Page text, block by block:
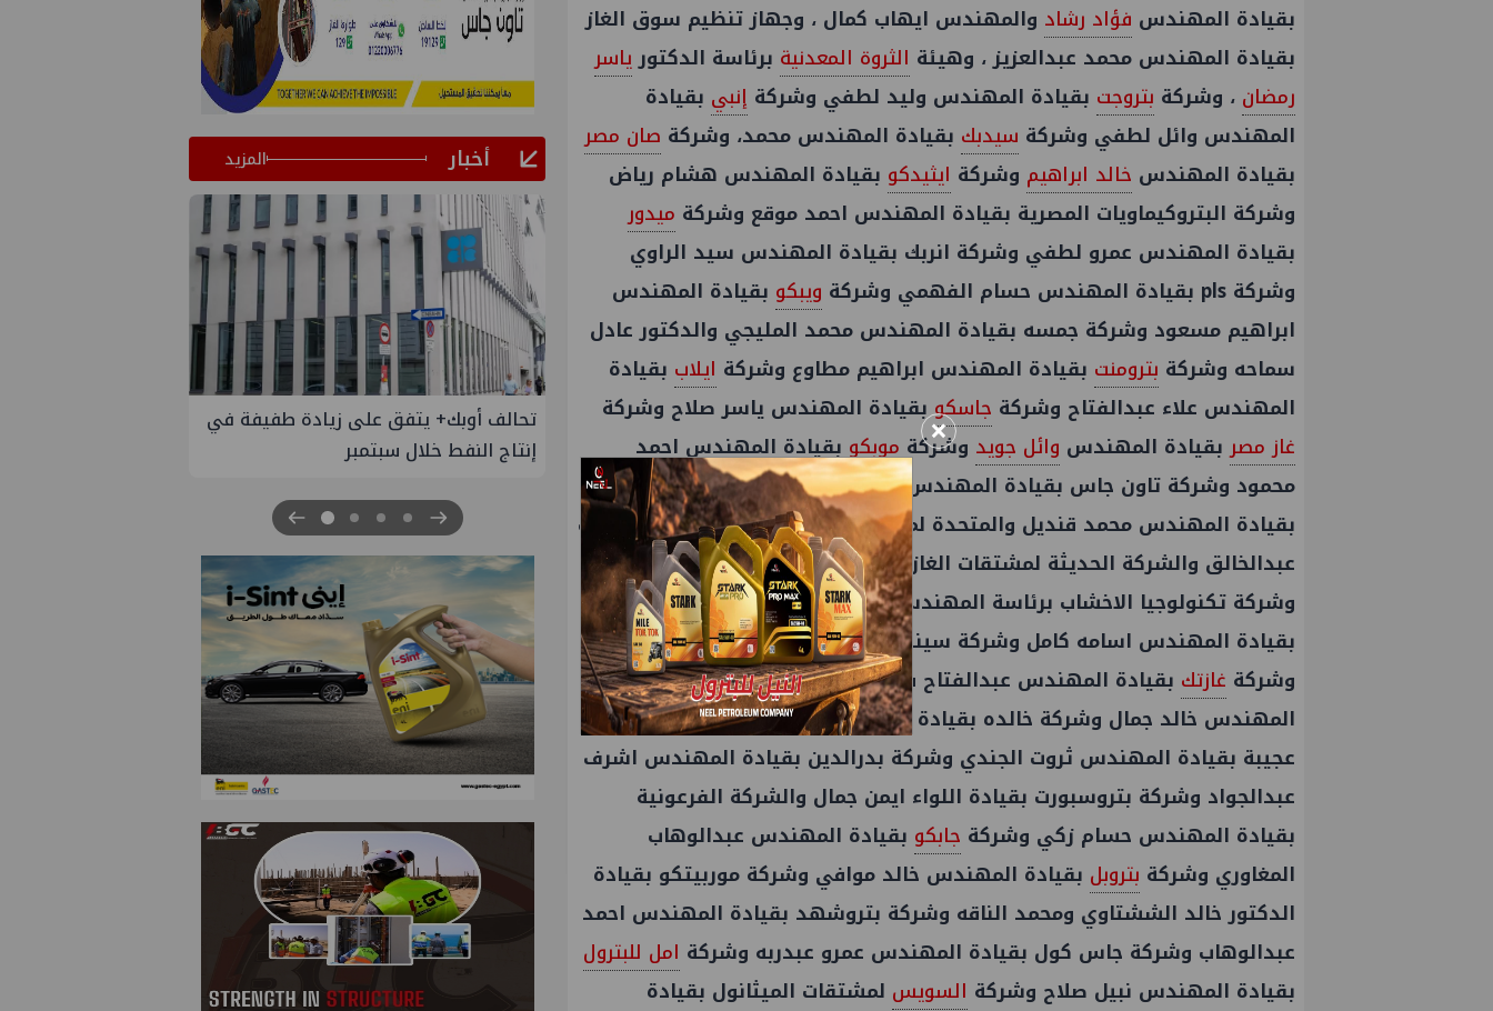
بقيادة المهندس فؤاد رشاد والمهندس ايهاب كمال ، وجهاز تنظيم سوق الغاز
بقيادة المهندس محمد عبدالعزيز ، وهيئة الثروة المعدنية برئاسة الدكتورياسر
رمضان ، وشركة بتروجت بقيادة المهندس وليد لطفي وشركة إنبي بقيادة
المهندس وائل لطفي وشركة سيدبك بقيادة المهندس محمد، وشركة صان مصر
بقيادة المهندس خالد ابراهيم وشركة ايثيدكو بقيادة المهندس هشام رياض
وشركة البتروكيماويات المصرية بقيادة المهندس احمد موقع وشركة ميدور
بقيادة المهندس عمرو لطفي وشركة انربك بقيادة المهندس سيد الراوي
وشركة pls بقيادة المهندس حسام الفهمي وشركة
ويبكو بقيادة المهندس
ابراهيم مسعود وشركة جمسه بقيادة المهندس محمد المليجي والدكتور عادل
سماحه وشركة بترومنت بقيادة المهندس ابراهيم مطاوع وشركة ايلاب بقيادة
المهندس علاء عبدالفتاح وشركة جاسكوبقيادة المهندس ياسر صلاح وشركة
غاز مصربقيادة المهندس وائل جويد وشركة موبكو بقيادة المهندس احمد
محمود وشركة تاون جاس بقيادة المهندس محمد فتحي وشركة مودرن جاس
بقيادة المهندس محمد قنديل والمتحدة لمشتقات الغاز بقيادة المهندس رفعت
عبدالخالق والشركة الحديثة لمشتقات الغاز بقيادة المهندس ووائل عكاشه
وشركة تكنولوجيا الاخشاب برئاسة المهندس احمد بركه وشركة الحفر المصرية
بقيادة المهندس اسامه كامل وشركة سينو ثروة بقيادة المهندس تامر صلاح
وشركة غازتك بقيادة المهندس عبدالفتاح فرحات وشركة كارجاس بقيادة
المهندس خالد جمال وشركة خالده بقيادة المهندس سعيد عبدالمنعم وشركة
عجيبة بقيادة المهندس ثروت الجندي وشركة بدرالدين بقيادة المهندس اشرف
عبدالجواد وشركة بتروسبورت بقيادة اللواء ايمن جمال والشركة الفرعونية
بقيادة المهندس حسام زكي وشركة جابكو بقيادة المهندس عبدالوهاب
المغاوري وشركة بتروبل بقيادة المهندس خالد موافي وشركة موربيتكو بقيادة
الدكتور خالد الششتاوي ومحمد الناقه وشركة بتروشهد بقيادة المهندس احمد
عبدالوهاب وشركة جاس كول بقيادة المهندس عمرو عبدربه وشركة امل للبترول
بقيادة المهندس نبيل صلاح وشركة السويس لمشتقات الميثانول بقيادة
أخبار المزيد
الرابعة لتنمية حقل
علاء عبدالفتاح يتفقد مصنع ووتك لإنتاج
الالواح الخشبية بإدكو
تحالف أوبك+ يتفق على زيادة طفيفة في
إنتاج النفط خلال سبتمبر
إسدال الستار على النسخة الثانية من
"منتدى مصر للطاقة والصناعة 2026" بنجاح
×